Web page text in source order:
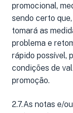
promocional,
sendo certo
tomará as
problema e
rápido possível,
condições de
promoção.
2.7.As notas e/